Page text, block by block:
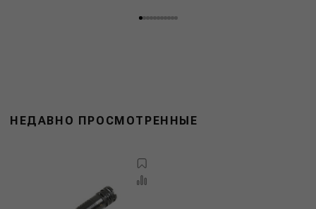
НЕДАВНО ПРОСМОТРЕННЫЕ